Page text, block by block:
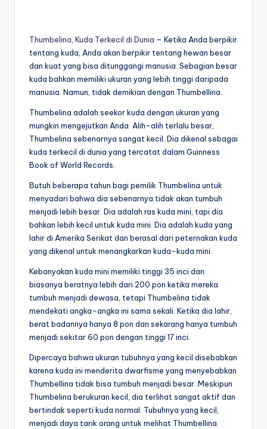
Thumbelina, Kuda Terkecil di Dunia – Ketika Anda berpikir
tentang kuda, Anda akan berpikir tentang hewan besar
dan kuat yang bisa ditunggangi manusia. Sebagian besar
kuda bahkan memiliki ukuran yang lebih tinggi daripada
manusia. Namun, tidak demikian dengan Thumbellina.
Thumbelina adalah seekor kuda dengan ukuran yang
mungkin mengejutkan Anda. Alih-alih terlalu besar,
Thumbelina sebenarnya sangat kecil. Dia dikenal sebagai
kuda terkecil di dunia yang tercatat dalam Guinness
Book of World Records.
Butuh beberapa tahun bagi pemilik Thumbelina untuk
menyadari bahwa dia sebenarnya tidak akan tumbuh
menjadi lebih besar. Dia adalah ras kuda mini, tapi dia
bahkan lebih kecil untuk kuda mini. Dia adalah kuda yang
lahir di Amerika Serikat dan berasal dari peternakan kuda
yang dikenal untuk menangkarkan kuda-kuda mini.
Kebanyakan kuda mini memiliki tinggi 35 inci dan
biasanya beratnya lebih dari 200 pon ketika mereka
tumbuh menjadi dewasa, tetapi Thumbelina tidak
mendekati angka-angka ini sama sekali. Ketika dia lahir,
berat badannya hanya 8 pon dan sekarang hanya tumbuh
menjadi sekitar 60 pon dengan tinggi 17 inci.
Dipercaya bahwa ukuran tubuhnya yang kecil disebabkan
karena kuda ini menderita dwarfisme yang menyebabkan
Thumbellina tidak bisa tumbuh menjadi besar. Meskipun
Thumbelina berukuran kecil, dia terlihat sangat aktif dan
bertindak seperti kuda normal. Tubuhnya yang kecil,
menjadi daya tarik orang untuk melihat Thumbellina.